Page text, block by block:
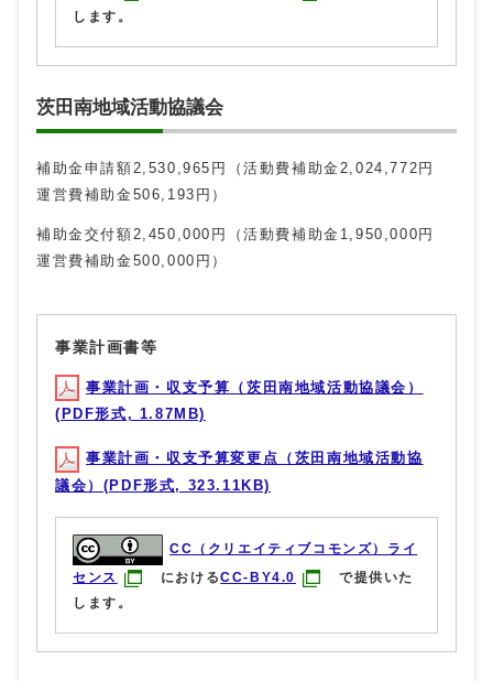
します。
茨田南地域活動協議会
補助金申請額2,530,965円（活動費補助金2,024,772円
運営費補助金506,193円）
補助金交付額2,450,000円（活動費補助金1,950,000円
運営費補助金500,000円）
事業計画書等
事業計画・収支予算（茨田南地域活動協議会）
(PDF形式, 1.87MB)
事業計画・収支予算変更点（茨田南地域活動協
議会）(PDF形式, 323.11KB)
CC（クリエイティブコモンズ）ライ
センス
におけるCC-BY4.0
で提供いた
します。